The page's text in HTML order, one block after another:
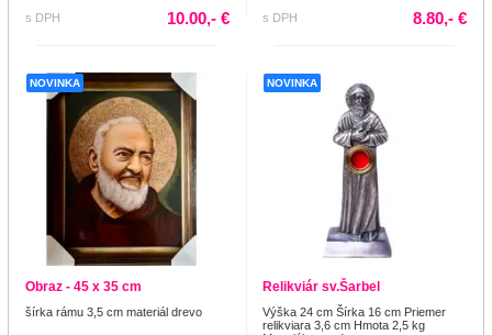
s DPH
10.00,- € s DPH 8.80,- €
NOVINKA
Obraz - 45 x 35 cm
šírka rámu 3,5 cm materiál drevo
NOVINKA
Relikviár sv.Šarbel
Výška 24 cm Šírka 16 cm Priemer
relikviara 3,6 cm Hmota 2,5 kg